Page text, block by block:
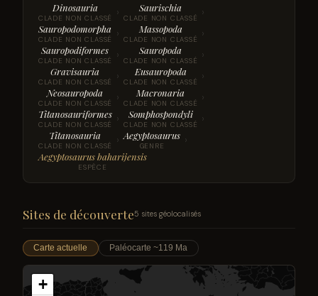
Dinosauria
CLADE NON CLASSÉ › Saurischia
CLADE NON CLASSÉ ›
Sauropodomorpha
CLADE NON CLASSÉ › Massopoda
CLADE NON CLASSÉ ›
Sauropodiformes
CLADE NON CLASSÉ › Sauropoda
CLADE NON CLASSÉ ›
Gravisauria
CLADE NON CLASSÉ › Eusauropoda
CLADE NON CLASSÉ ›
Neosauropoda
CLADE NON CLASSÉ › Macronaria
CLADE NON CLASSÉ ›
Titanosauriformes
CLADE NON CLASSÉ › Somphospondyli
CLADE NON CLASSÉ ›
Titanosauria
CLADE NON CLASSÉ › Aegyptosaurus
GENRE ›
Aegyptosaurus baharijensis
ESPÈCE
Sites de découverte5 sites géolocalisés
Carte actuelle Paléocarte ~119 Ma
+